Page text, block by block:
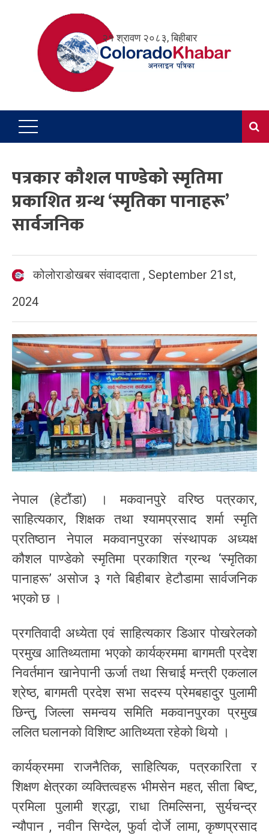
२१ श्रावण २०८३, बिहीबार
पत्रकार कौशल पाण्डेको स्मृतिमा
प्रकाशित ग्रन्थ ‘स्मृतिका पानाहरू’
सार्वजनिक
कोलोराडोखबर संवाददाता , September 21st,
2024
नेपाल (हेटौंडा) । मकवानपुरे वरिष्ठ पत्रकार,
साहित्यकार, शिक्षक तथा श्यामप्रसाद शर्मा स्मृति
प्रतिष्ठान नेपाल मकवानपुरका संस्थापक अध्यक्ष
कौशल पाण्डेको स्मृतिमा प्रकाशित ग्रन्थ ‘स्मृतिका
पानाहरू’ असोज ३ गते बिहीबार हेटौडामा सार्वजनिक
भएको छ ।
प्रगतिवादी अध्येता एवं साहित्यकार डिआर पोखरेलको
प्रमुख आतिथ्यतामा भएको कार्यक्रममा बागमती प्रदेश
निवर्तमान खानेपानी ऊर्जा तथा सिचाई मन्त्री एकलाल
श्रेष्ठ, बागमती प्रदेश सभा सदस्य प्रेमबहादुर पुलामी
छिन्तु, जिल्ला समन्वय समिति मकवानपुरका प्रमुख
ललित घलानको विशिष्ट आतिथ्यता रहेको थियो ।
कार्यक्रममा राजनैतिक, साहित्यिक, पत्रकारिता र
शिक्षण क्षेत्रका व्यक्तित्वहरू भीमसेन महत, सीता बिष्ट,
प्रमिला पुलामी श्रद्धा, राधा तिमल्सिना, सुर्यचन्द्र
न्यौपान , नवीन सिग्देल, फुर्वा दोर्जे लामा, कृष्णप्रसाद